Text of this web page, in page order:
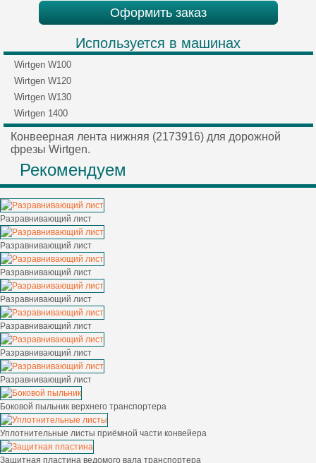
Оформить заказ
Используется в машинах
Wirtgen W100
Wirtgen W120
Wirtgen W130
Wirtgen 1400
Конвеерная лента нижняя (2173916) для дорожной
фрезы Wirtgen.
Рекомендуем
Разравнивающий лист
Разравнивающий лист
Разравнивающий лист
Разравнивающий лист
Разравнивающий лист
Разравнивающий лист
Разравнивающий лист
Боковой пыльник верхнего транспортера
Уплотнительные листы приёмной части конвейера
Защитная пластина ведомого вала транспортера